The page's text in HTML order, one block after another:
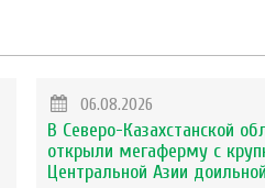
06.08.2026
В Северо-Казахстанской
открыли мегаферму с
Центральной Азии